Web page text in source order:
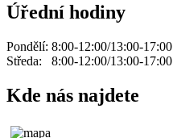
Úřední hodiny
Pondělí: 8:00-12:00/13:00-17:00
Středa: 8:00-12:00/13:00-17:00
Kde nás najdete